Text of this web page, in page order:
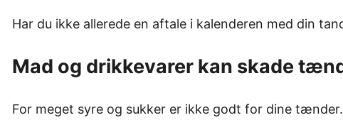
Har du ikke allerede en aftale i kalenderen med din
Mad og drikkevarer kan skade
For meget syre og sukker er ikke godt for dine